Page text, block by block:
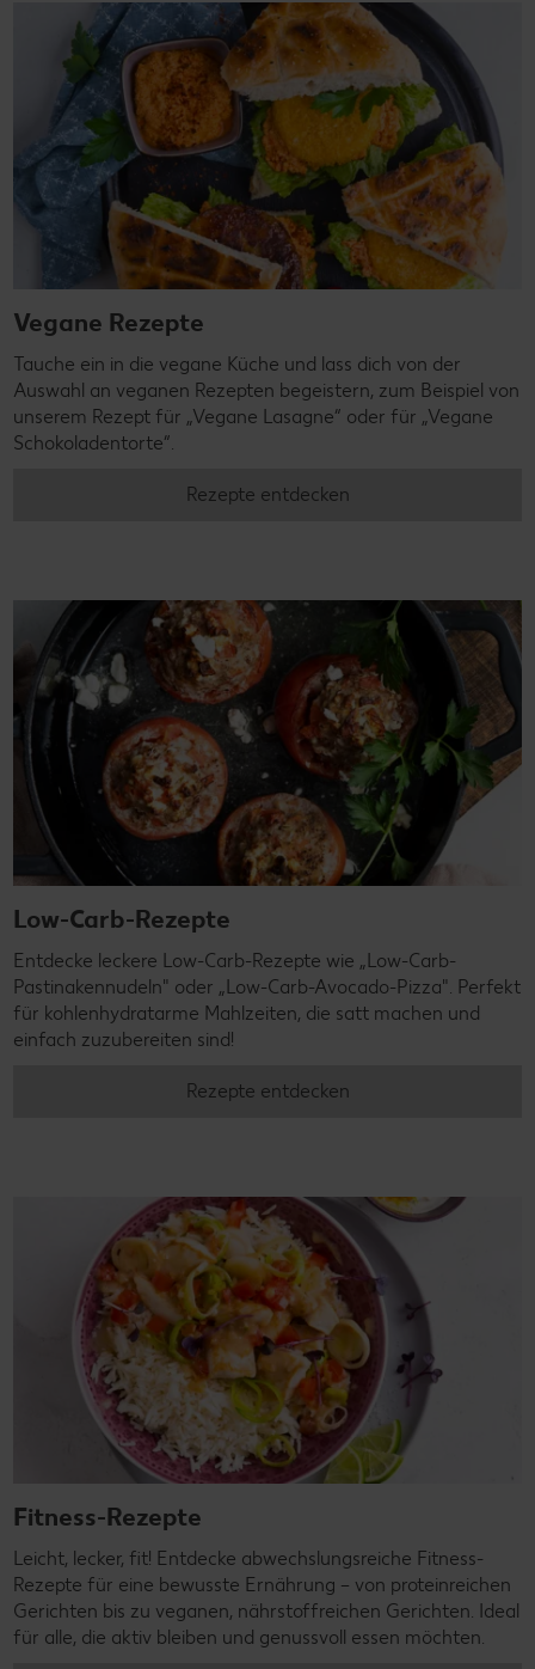
Vegane Rezepte
Tauche ein in die vegane Küche und lass dich von der
Auswahl an veganen Rezepten begeistern, zum Beispiel von
unserem Rezept für „Vegane Lasagne“ oder für „Vegane
Schokoladentorte“.
Rezepte entdecken
Low-Carb-Rezepte
Entdecke leckere Low-Carb-Rezepte wie „Low-Carb-
Pastinakennudeln" oder „Low-Carb-Avocado-Pizza". Perfekt
für kohlenhydratarme Mahlzeiten, die satt machen und
einfach zuzubereiten sind!
Rezepte entdecken
Fitness-Rezepte
Leicht, lecker, fit! Entdecke abwechslungsreiche Fitness-
Rezepte für eine bewusste Ernährung – von proteinreichen
Gerichten bis zu veganen, nährstoffreichen Gerichten. Ideal
für alle, die aktiv bleiben und genussvoll essen möchten.